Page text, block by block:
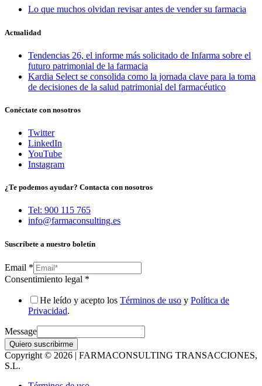
Lo que muchos olvidan revisar antes de vender su farmacia
Actualidad
Tendencias 26, el informe más solicitado de Infarma sobre el
futuro patrimonial de la farmacia
Kardia Select se consolida como la jornada clave para la toma
de decisiones de la salud patrimonial del farmacéutico
Conéctate con nosotros
Twitter
LinkedIn
YouTube
Instagram
¿Te podemos ayudar? Contacta con nosotros
Tel: 900 115 765
info@farmaconsulting.es
Suscríbete a nuestro boletín
Email *
Consentimiento legal *
He leído y acepto los Términos de uso y Política de
Privacidad.
Message
Quiero suscribirme
Copyright © 2026 | FARMACONSULTING TRANSACCIONES,
S.L.